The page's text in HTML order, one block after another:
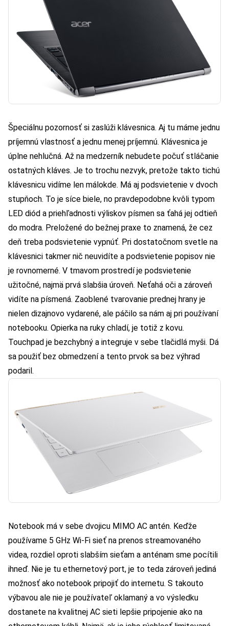
Špeciálnu pozornosť si zaslúži klávesnica. Aj tu máme jednu
príjemnú vlastnosť a jednu menej príjemnú. Klávesnica je
úplne nehlučná. Až na medzerník nebudete počuť stláčanie
ostatných kláves. Je to trochu nezvyk, pretože takto tichú
klávesnicu vidíme len málokde. Má aj podsvietenie v dvoch
stupňoch. To je síce biele, no pravdepodobne kvôli typom
LED diód a priehľadnosti výliskov písmen sa ťahá jej odtieň
do modra. Preložené do bežnej praxe to znamená, že cez
deň treba podsvietenie vypnúť. Pri dostatočnom svetle na
klávesnici takmer nič neuvidíte a podsvietenie popisov nie
je rovnomerné. V tmavom prostredí je podsvietenie
užitočné, najmä prvá slabšia úroveň. Neťahá oči a zároveň
vidíte na písmená. Zaoblené tvarovanie prednej hrany je
nielen dizajnovo vydarené, ale páčilo sa nám aj pri používaní
notebooku. Opierka na ruky chladí, je totiž z kovu.
Touchpad je bezchybný a integruje v sebe tlačidlá myši. Dá
sa použiť bez obmedzení a tento prvok sa bez výhrad
podaril.
Notebook má v sebe dvojicu MIMO AC antén. Keďže
používame 5 GHz Wi-Fi sieť na prenos streamovaného
videa, rozdiel oproti slabším sieťam a anténam sme pocítili
ihneď. Nie je tu ethernetový port, je to teda zároveň jediná
možnosť ako notebook pripojiť do internetu. S takouto
výbavou ale nie je používateľ oklamaný a vo výsledku
dostanete na kvalitnej AC sieti lepšie pripojenie ako na